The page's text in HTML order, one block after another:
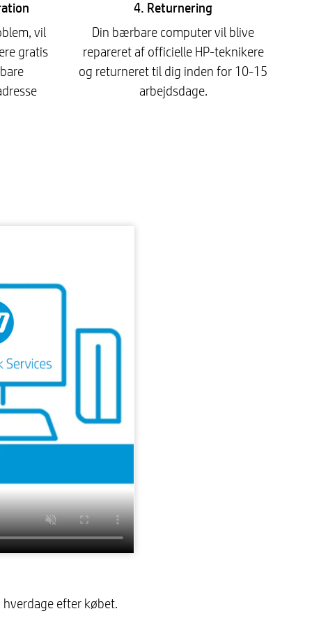
vil
gratis
4. Returnering
Din bærbare computer vil blive
repareret af officielle HP-teknikere
og returneret til dig inden for 10-15
arbejdsdage.
efter købet.